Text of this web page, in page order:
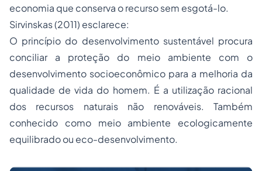
economia que conserva o recurso sem esgotá-lo.
Sirvinskas (2011) esclarece:
O princípio do desenvolvimento sustentável procura
conciliar a proteção do meio ambiente com o
desenvolvimento socioeconômico para a melhoria da
qualidade de vida do homem. É a utilização racional
dos recursos naturais não renováveis. Também
conhecido como meio ambiente ecologicamente
equilibrado ou eco-desenvolvimento.